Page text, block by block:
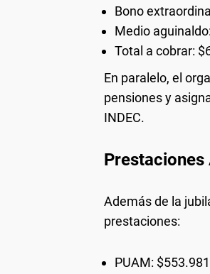
Bono
Medio
Total a cobrar:
En paralelo, el
pensiones y
INDEC.
Prestaciones
Además de la
prestaciones:
PUAM: